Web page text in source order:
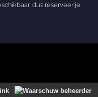
dus reserveer je